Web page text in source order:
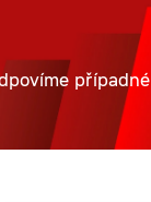
případné